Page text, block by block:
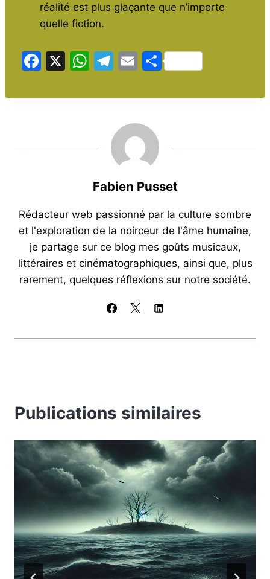
réalité est plus glaçante que n’importe
quelle fiction.
F
c
X
W
at
p
T
e
gr
a
m
E
ai
l
P
ta
Fabien Pusset
Rédacteur web passionné par la culture sombre
et l'exploration de la noirceur de l'âme humaine,
je partage sur ce blog mes goûts musicaux,
littéraires et cinématographiques, ainsi que, plus
rarement, quelques réflexions sur notre société.
Publications similaires